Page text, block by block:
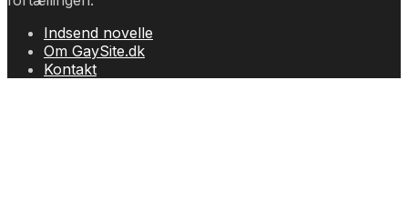
Indsend novelle
Om GaySite.dk
Kontakt